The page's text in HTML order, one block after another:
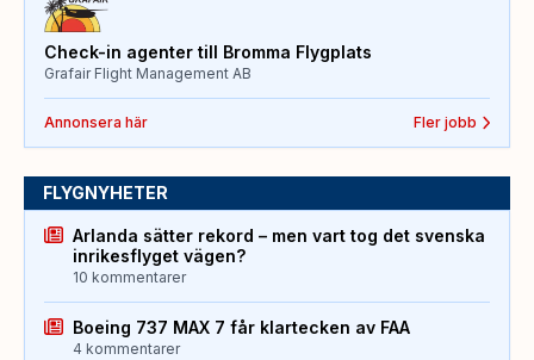
Check-in agenter till Bromma Flygplats
Grafair Flight Management AB
Annonsera här Fler jobb
FLYGNYHETER
Arlanda sätter rekord – men vart tog det svenska
inrikesflyget vägen?
10 kommentarer
Boeing 737 MAX 7 får klartecken av FAA
4 kommentarer